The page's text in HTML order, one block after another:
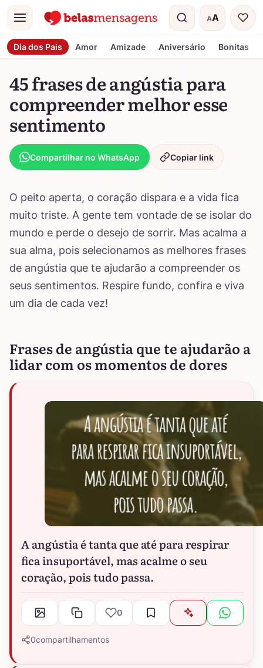
Menu AA
Tamanho do
Dia dos Pais Amor Amizade Aniversário Bonitas
45 frases de angústia para
compreender melhor esse
sentimento
Compartilhar no WhatsApp Copiar link
O peito aperta, o coração dispara e a vida fica
muito triste. A gente tem vontade de se isolar do
mundo e perde o desejo de sorrir. Mas acalma a
sua alma, pois selecionamos as melhores frases
de angústia que te ajudarão a compreender os
seus sentimentos. Respire fundo, confira e viva
um dia de cada vez!
Frases de angústia que te ajudarão a
lidar com os momentos de dores
A angústia é tanta que até para respirar
fica insuportável, mas acalme o seu
coração, pois tudo passa.
0
0compartilhamentos